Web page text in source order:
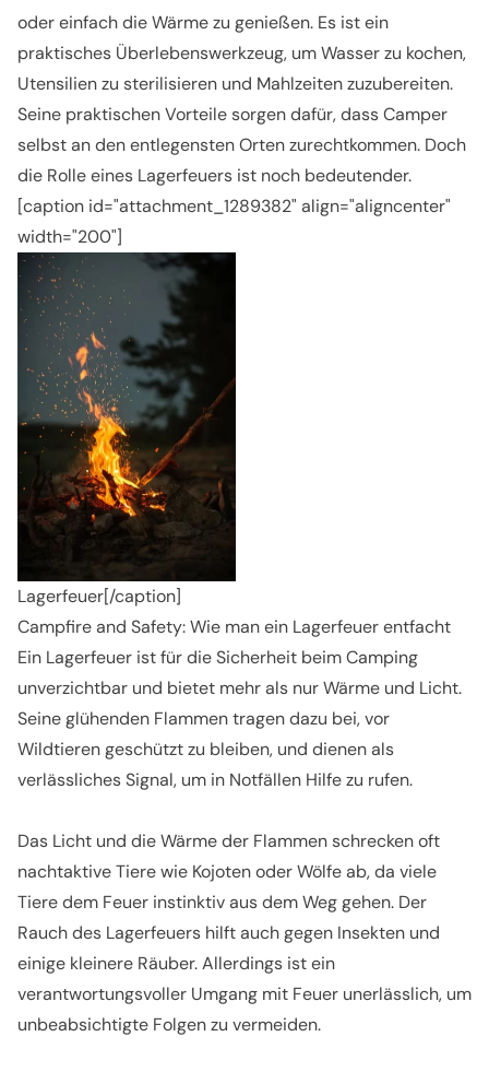
oder einfach die Wärme zu genießen. Es ist ein
praktisches Überlebenswerkzeug, um Wasser zu kochen,
Utensilien zu sterilisieren und Mahlzeiten zuzubereiten.
Seine praktischen Vorteile sorgen dafür, dass Camper
selbst an den entlegensten Orten zurechtkommen. Doch
die Rolle eines Lagerfeuers ist noch bedeutender.
[caption id="attachment_1289382" align="aligncenter"
width="200"]
Lagerfeuer[/caption]
Campfire and Safety: Wie man ein Lagerfeuer entfacht
Ein Lagerfeuer ist für die Sicherheit beim Camping
unverzichtbar und bietet mehr als nur Wärme und Licht.
Seine glühenden Flammen tragen dazu bei, vor
Wildtieren geschützt zu bleiben, und dienen als
verlässliches Signal, um in Notfällen Hilfe zu rufen.
Das Licht und die Wärme der Flammen schrecken oft
nachtaktive Tiere wie Kojoten oder Wölfe ab, da viele
Tiere dem Feuer instinktiv aus dem Weg gehen. Der
Rauch des Lagerfeuers hilft auch gegen Insekten und
einige kleinere Räuber. Allerdings ist ein
verantwortungsvoller Umgang mit Feuer unerlässlich, um
unbeabsichtigte Folgen zu vermeiden.